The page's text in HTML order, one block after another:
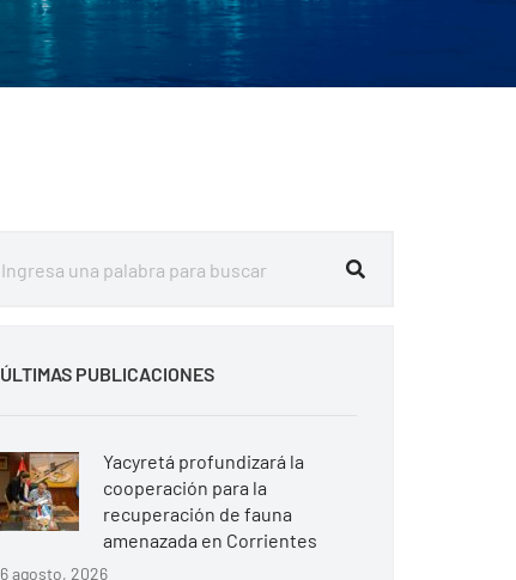
ÚLTIMAS PUBLICACIONES
Yacyretá profundizará la
cooperación para la
recuperación de fauna
amenazada en Corrientes
6 agosto, 2026